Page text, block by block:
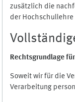
zusätzlich die
der Hochschullehre
Rechtsgrundlage
Soweit wir für die
Verarbeitung